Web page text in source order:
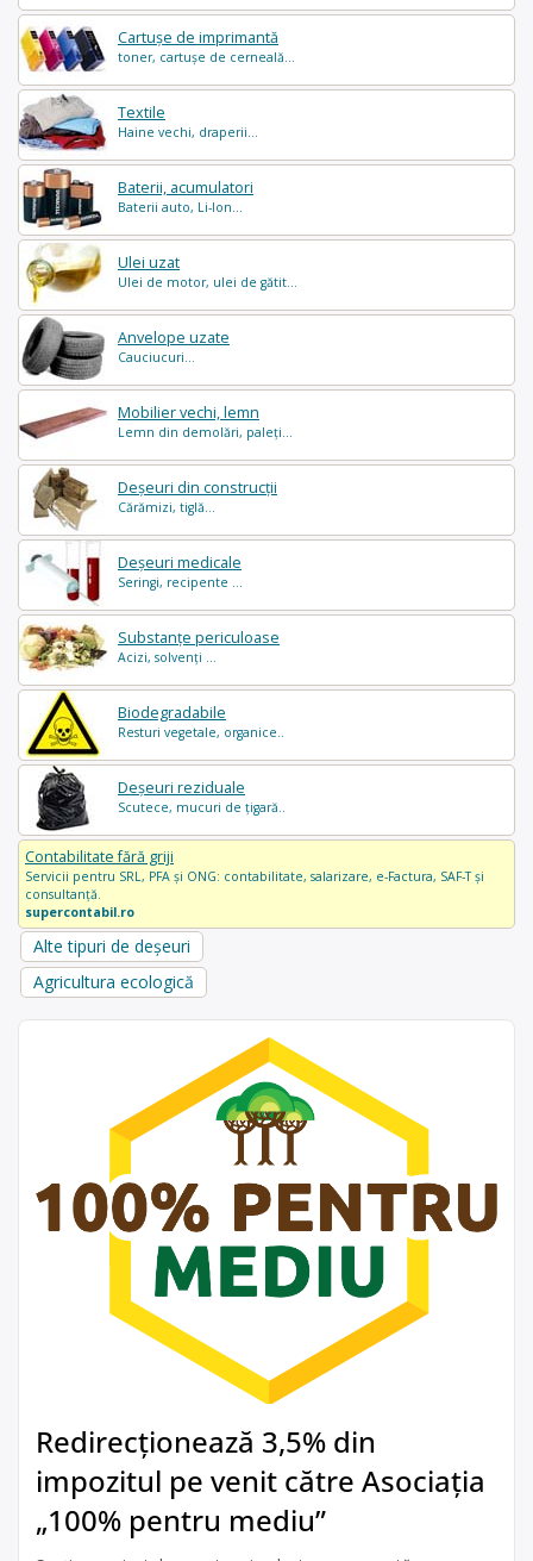
Cartușe de imprimantă
toner, cartușe de cerneală...
Textile
Haine vechi, draperii...
Baterii, acumulatori
Baterii auto, Li-Ion...
Ulei uzat
Ulei de motor, ulei de gătit...
Anvelope uzate
Cauciucuri...
Mobilier vechi, lemn
Lemn din demolări, paleți...
Deșeuri din construcții
Cărămizi, tiglă...
Deșeuri medicale
Seringi, recipente ...
Substanțe periculoase
Acizi, solvenți ...
Biodegradabile
Resturi vegetale, organice..
Deșeuri reziduale
Scutece, mucuri de țigară..
Contabilitate fără griji
Servicii pentru SRL, PFA și ONG: contabilitate, salarizare, e-Factura, SAF-T și
consultanță.
supercontabil.ro
Alte tipuri de deșeuri
Agricultura ecologică
Redirecționează 3,5% din
impozitul pe venit către Asociația
„100% pentru mediu”